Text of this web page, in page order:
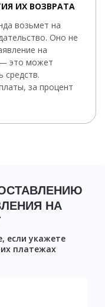
ИХ ВОЗВРАТА
возьмет на
Оно не
на
— это может
средств.
за процент
НА
если укажете
платежах